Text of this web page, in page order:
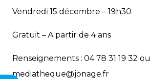
Vendredi 15 décembre – 19h30
Gratuit – A partir de 4 ans
Renseignements : 04 78 31 19 32 ou
mediatheque@jonage.fr